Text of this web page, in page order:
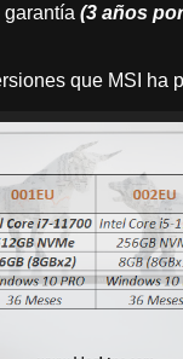
(3 años
que MSI ha